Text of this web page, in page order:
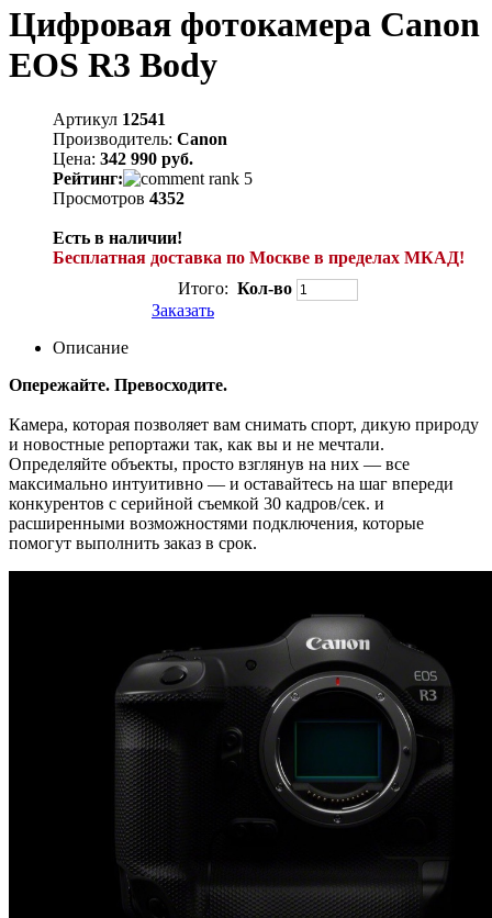
Цифровая фотокамера Canon
EOS R3 Body
Артикул 12541
Производитель: Canon
Цена: 342 990 руб.
Рейтинг:
Просмотров 4352
Есть в наличии!
Бесплатная доставка по Москве в пределах МКАД!
Итого: Кол-во
Заказать
Описание
Опережайте. Превосходите.
Камера, которая позволяет вам снимать спорт, дикую природу
и новостные репортажи так, как вы и не мечтали.
Определяйте объекты, просто взглянув на них — все
максимально интуитивно — и оставайтесь на шаг впереди
конкурентов с серийной съемкой 30 кадров/сек. и
расширенными возможностями подключения, которые
помогут выполнить заказ в срок.